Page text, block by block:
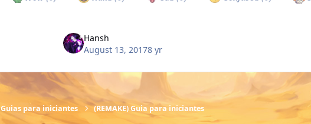
Hansh
August 13, 20178 yr
Guias para iniciantes (REMAKE) Guia para iniciantes